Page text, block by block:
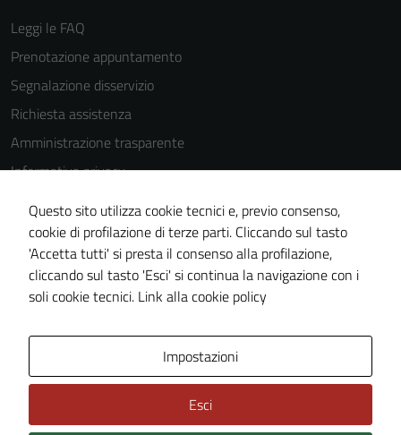
Leggi le FAQ
Prenotazione appuntamento
Segnalazione disservizio
Richiesta assistenza
Amministrazione trasparente
Informativa privacy
Cookie Policy
Note legali
Dichiarazione di accessibilità
Piano di miglioramento del sito
Questo sito utilizza cookie tecnici e, previo consenso,
cookie di profilazione di terze parti. Cliccando sul tasto
'Accetta tutti' si presta il consenso alla profilazione,
cliccando sul tasto 'Esci' si continua la navigazione con i
soli cookie tecnici. Link alla cookie policy
Impostazioni
Esci